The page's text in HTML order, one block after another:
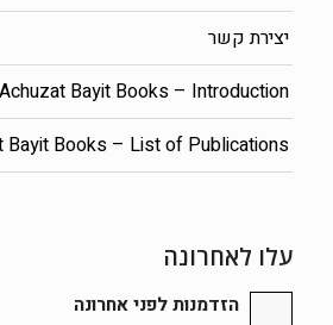
יצירת קשר
Achuzat Bayit Books – Introduction
Bayit Books – List of Publications
עלו לאחרונה
הזדמנות לפני אחרונה